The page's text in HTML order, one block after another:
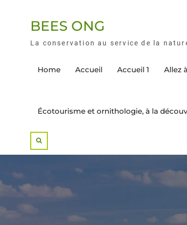
BEES ONG
La conservation au service de la
Home Accueil Accueil 1 Allez
Écotourisme et ornithologie, à la